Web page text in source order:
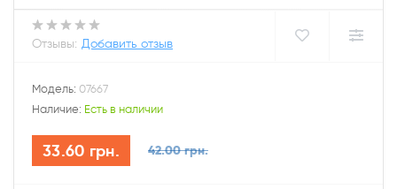
Отзывы: Добавить отзыв
Модель: 07667
Наличие: Есть в наличии
33.60 грн. 42.00 грн.